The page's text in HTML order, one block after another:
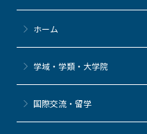
ホーム
学域・学類・大学院
国際交流・留学